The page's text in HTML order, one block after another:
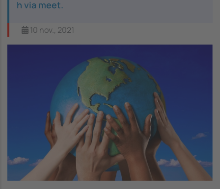
h via meet.
10 nov., 2021